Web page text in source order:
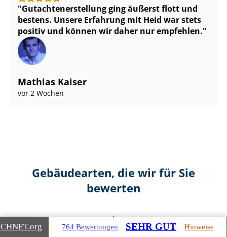
Gut­ach­ten­er­stel­lung ging äußerst flott und
bestens. Unsere Erfahrung mit Heid war stets
positiv und können wir daher nur empfehlen.
Mathias Kaiser
vor 2 Wochen
Gebäudearten, die wir für Sie
bewerten
.org 764 Bewertungen SEHR GUT Hinweise